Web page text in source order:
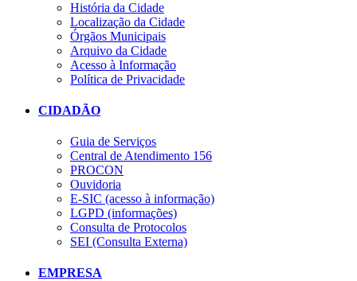
História da Cidade
Localização da Cidade
Órgãos Municipais
Arquivo da Cidade
Acesso à Informação
Política de Privacidade
CIDADÃO
Guia de Serviços
Central de Atendimento 156
PROCON
Ouvidoria
E-SIC (acesso à informação)
LGPD (informações)
Consulta de Protocolos
SEI (Consulta Externa)
EMPRESA